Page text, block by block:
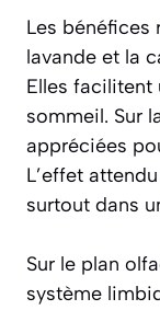
Les bénéfices
lavande et la
Elles facilitent
sommeil. Sur
appréciées
L’effet
surtout dans
Sur le plan
système